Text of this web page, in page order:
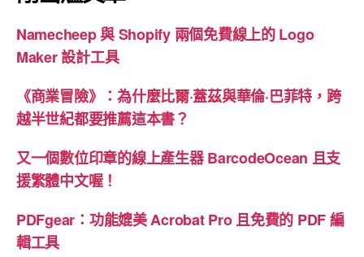
果
卡
數
片”
Namecheep 與 Shopify 兩個免費線上的 Logo
Maker 設計工具
《商業冒險》：為什麼比爾·蓋茲與華倫·巴菲特，跨
越半世紀都要推薦這本書？
又一個數位印章的線上產生器 BarcodeOcean 且支
援繁體中文喔！
PDFgear：功能媲美 Acrobat Pro 且免費的 PDF 編
輯工具